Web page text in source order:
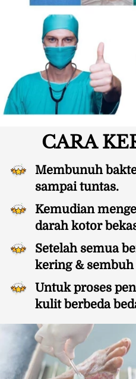
CARA
Membunuh
sampai tuntas.
Kemudian
darah kotor
Setelah semua
kering & sembuh
Untuk proses
kulit berbeda